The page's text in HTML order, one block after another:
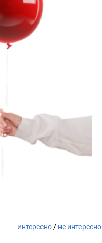
интересно / не интересно